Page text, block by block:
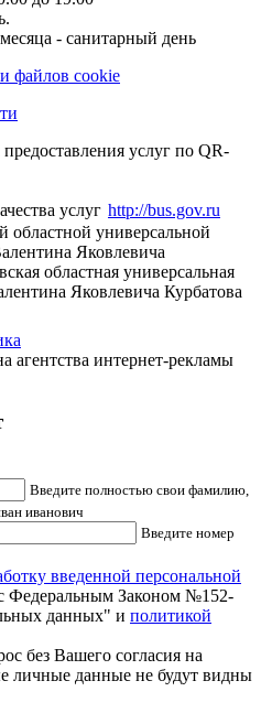
- санитарный день
файлов cookie
услуг по QR-
http://bus.gov.ru
универсальной
Яковлевича
областная универсальная
Яковлевича Курбатова
агентства интернет-рекламы
Введите полностью свои фамилию,
иванович
Введите номер
введенной персональной
Федеральным Законом №152-
данных" и политикой
без Вашего согласия на
личные данные не будут видны